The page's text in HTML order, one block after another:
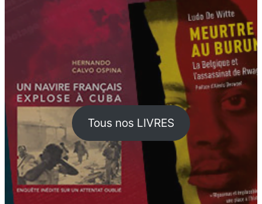
Tous nos LIVRES